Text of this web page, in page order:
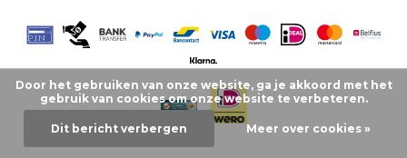
Door het gebruiken van onze website, ga je akkoord met het
gebruik van cookies om onze website te verbeteren.
Dit bericht verbergen Meer over cookies »